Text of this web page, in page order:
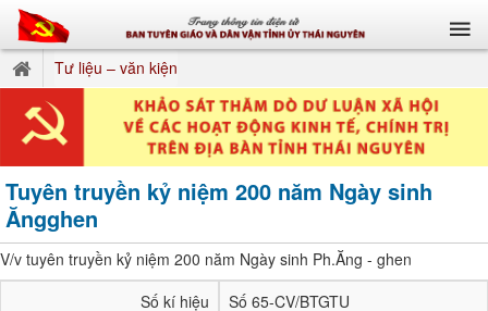
Tư liệu – văn kiện
Tuyên truyền kỷ niệm 200 năm Ngày sinh
Ăngghen
V/v tuyên truyền kỷ niệm 200 năm Ngày sinh Ph.Ăng - ghen
Số kí hiệu
Số 65-CV/BTGTU